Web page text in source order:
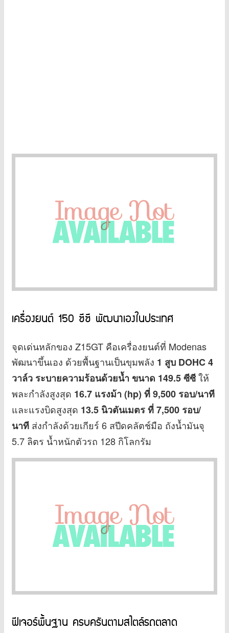
เครื่องยนต์ 150 ซีซี พัฒนาเองในประเทศ
จุดเด่นหลักของ Z15GT คือเครื่องยนต์ที่ Modenas
พัฒนาขึ้นเอง ด้วยพื้นฐานเป็นขุมพลัง 1 สูบ DOHC 4
วาล์ว ระบายความร้อนด้วยน้ำ ขนาด 149.5 ซีซีให้
พละกำลังสูงสุด 16.7 แรงม้า (hp) ที่ 9,500 รอบ/นาที
และแรงบิดสูงสุด 13.5 นิวตันเมตร ที่ 7,500 รอบ/
นาที ส่งกำลังด้วยเกียร์ 6 สปีดคลัตช์มือ ถังน้ำมันจุ
5.7 ลิตร น้ำหนักตัวรถ 128 กิโลกรัม
ฟีเจอร์พื้นฐาน ครบครันตามสไตล์รถตลาด